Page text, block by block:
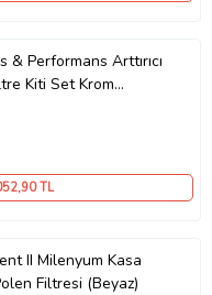
& Performans Arttırıcı
Kiti Set Krom
75 mm Kırmızı
,90 TL
II Milenyum Kasa
Filtresi (Beyaz)